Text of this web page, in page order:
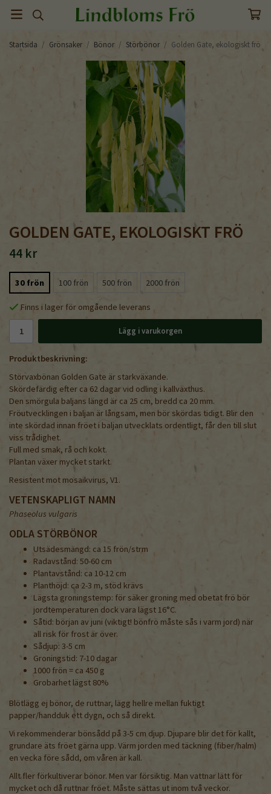
Startsida / Grönsaker / Bönor / Störbönor / Golden Gate, ekologiskt frö
GOLDEN GATE, EKOLOGISKT FRÖ
44 kr
30 frön 100 frön 500 frön 2000 frön
Finns i lager för omgående leverans
Lägg i varukorgen
Produktbeskrivning:
Störvaxbönan Golden Gate är starkväxande.
Skördefärdig efter ca 62 dagar vid odling i kallväxthus.
Den smörgula baljans längd är ca 25 cm, bredd ca 20 mm.
Fröutvecklingen i baljan är långsam, men bör skördas tidigt. Blir den
inte skördad innan fröet i baljan utvecklats ordentligt, får den till slut
viss trådighet.
Full med smak, rå och kokt.
Plantan växer mycket starkt.
Resistent mot mosaikvirus, V1.
VETENSKAPLIGT NAMN
Phaseolus vulgaris
ODLA STÖRBÖNOR
Utsädesmängd: ca 15 frön/strm
Radavstånd: 50-60 cm
Plantavstånd: ca 10-12 cm
Planthöjd: ca 2-3 m, stöd krävs
Lägsta groningstemp: för säker groning med obetat frö bör
jordtemperaturen dock vara lägst 16°C.
Såtid: början av juni (viktigt! bönfrö måste sås i varm jord) när
all risk för frost är över.
Sådjup: 3-5 cm
Groningstid: 7-10 dagar
1000 frön = ca 450 g
Grobarhet lägst 80%
Blötlägg ej bönor, de ruttnar, lägg hellre mellan fuktigt
papper/handduk ett dygn, och så direkt.
Vi rekommenderar bönsådd på 3-5 cm djup. Djupare blir det för kallt,
grundare äts fröet gärna upp. Värm jorden med täckning (fiber/halm)
en vecka före sådd, om våren är kall.
Allt fler förkultiverar bönor. Men var försiktig. Man vattnar lätt för
mycket och då ruttnar fröet. Måste sättas ut inom två veckor.